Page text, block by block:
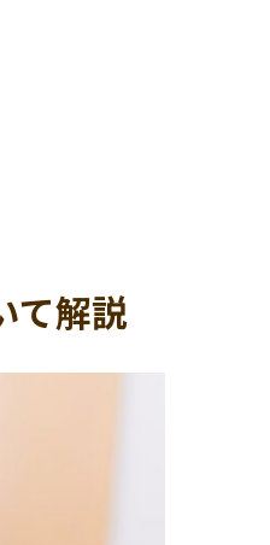
て解説